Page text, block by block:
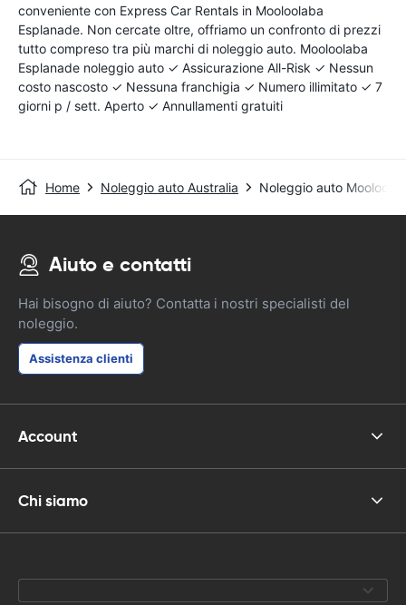
conveniente con Express Car Rentals in Mooloolaba
Esplanade. Non cercate oltre, offriamo un confronto di prezzi
tutto compreso tra più marchi di noleggio auto. Mooloolaba
Esplanade noleggio auto ✓ Assicurazione All-Risk ✓ Nessun
costo nascosto ✓ Nessuna franchigia ✓ Numero illimitato ✓ 7
giorni p / sett. Aperto ✓ Annullamenti gratuiti
Home Noleggio auto Australia Noleggio auto
Aiuto e contatti
Hai bisogno di aiuto? Contatta i nostri specialisti del
noleggio.
Assistenza clienti
Account
Chi siamo